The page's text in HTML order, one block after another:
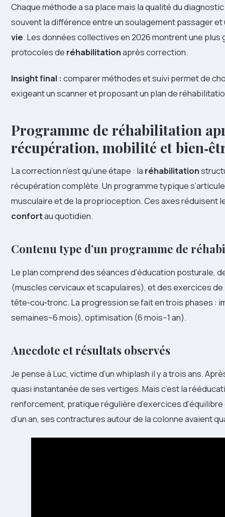
Chaque méthode a sa place mais la qualité du
souvent la différence entre un soulagement passager
vie. Les données collectives en 2026 montrent une
protocoles de réhabilitationaprès correction.
Insight final : comparer méthodes et suivi permet de
exigeant un scanner et proposant un plan de
Programme de réhabilitation
récupération, mobilité et
La correction n’est qu’une étape : la réhabilitation
récupération complète. Un programme typique
musculaire et de la proprioception. Ces axes réduisent
confortau quotidien.
Contenu type d’un programme de
Le plan comprend des séances d’éducation posturale,
(muscles cervicaux et scapulaires), et des exercices
tête‑cou‑tronc. La progression se fait en trois phases :
semaines–6 mois), optimisation (6 mois–1 an).
Anecdote et résultats observés
Je pense à Luc, victime d’un whiplash il y a trois ans.
quasi instantanée de ses vertiges. Mais c’est la
renforcement, pratique régulière d’exercices
d’un an, ses contractures autour de la colonne avaient